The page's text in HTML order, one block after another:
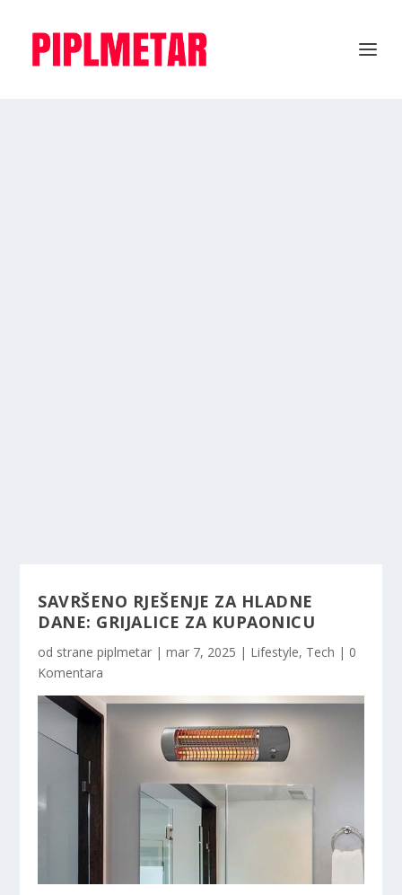
SAVRŠENO RJEŠENJE ZA HLADNE
DANE: GRIJALICE ZA KUPAONICU
od stranepiplmetar |mar 7, 2025 | Lifestyle, Tech | 0
Komentara